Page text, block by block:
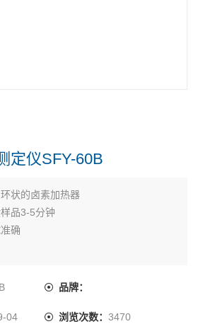
定仪SFY-60B
状的卤素加热器
品3-5分钟
确
品牌：
04 浏览次数： 3470